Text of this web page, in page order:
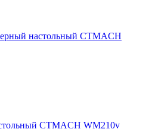
настольный CTMACH
CTMACH WM210v